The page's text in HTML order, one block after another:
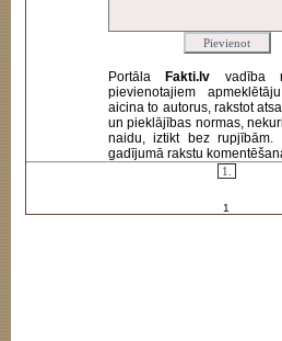
Portāla Fakti.lv vadība
pievienotajiem
aicina to autorus, rakstot
un pieklājības normas,
naidu, iztikt bez rupjībām.
gadījumā rakstu
1.
1